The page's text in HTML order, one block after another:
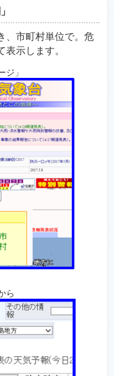
、市町村単位で。危
示します。
ジ」
ら